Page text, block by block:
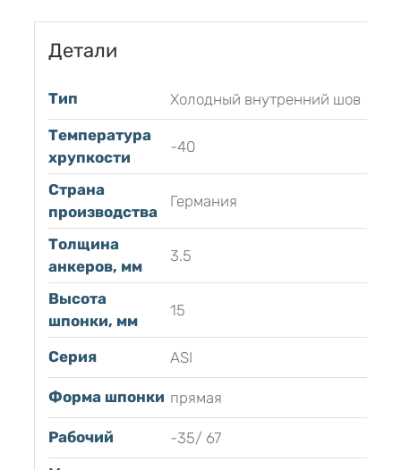
Детали
Тип
Холодный внутренний шов
Температура
хрупкости
-40
Страна
производства
Германия
Толщина
анкеров, мм
3.5
Высота
шпонки, мм
15
Серия ASI
Форма шпонки прямая
Рабочий
-35/ 67